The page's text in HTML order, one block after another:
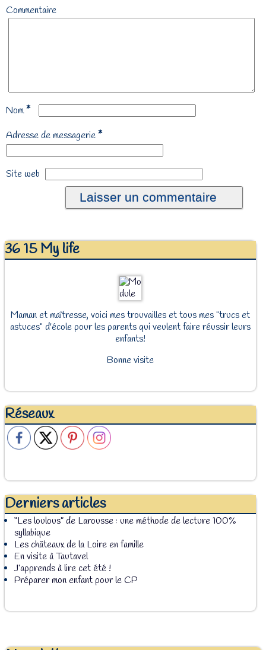
Commentaire
Nom*
Adresse de messagerie*
Site web
36 15 My life
Maman et maîtresse, voici mes trouvailles et tous mes "trucs et
astuces" d'école pour les parents qui veulent faire réussir leurs
enfants!
Bonne visite
Réseaux
Derniers articles
“Les loulous” de Larousse : une méthode de lecture 100%
syllabique
Les châteaux de la Loire en famille
En visite à Tautavel
J’apprends à lire cet été !
Préparer mon enfant pour le CP